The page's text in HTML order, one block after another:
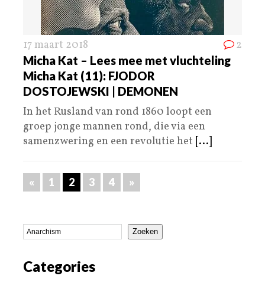
17 maart 2018 2
Micha Kat – Lees mee met vluchteling
Micha Kat (11): FJODOR
DOSTOJEWSKI | DEMONEN
In het Rusland van rond 1860 loopt een
groep jonge mannen rond, die via een
samenzwering en een revolutie het [...]
« 1 2 3 4 »
Zoeken
Categories